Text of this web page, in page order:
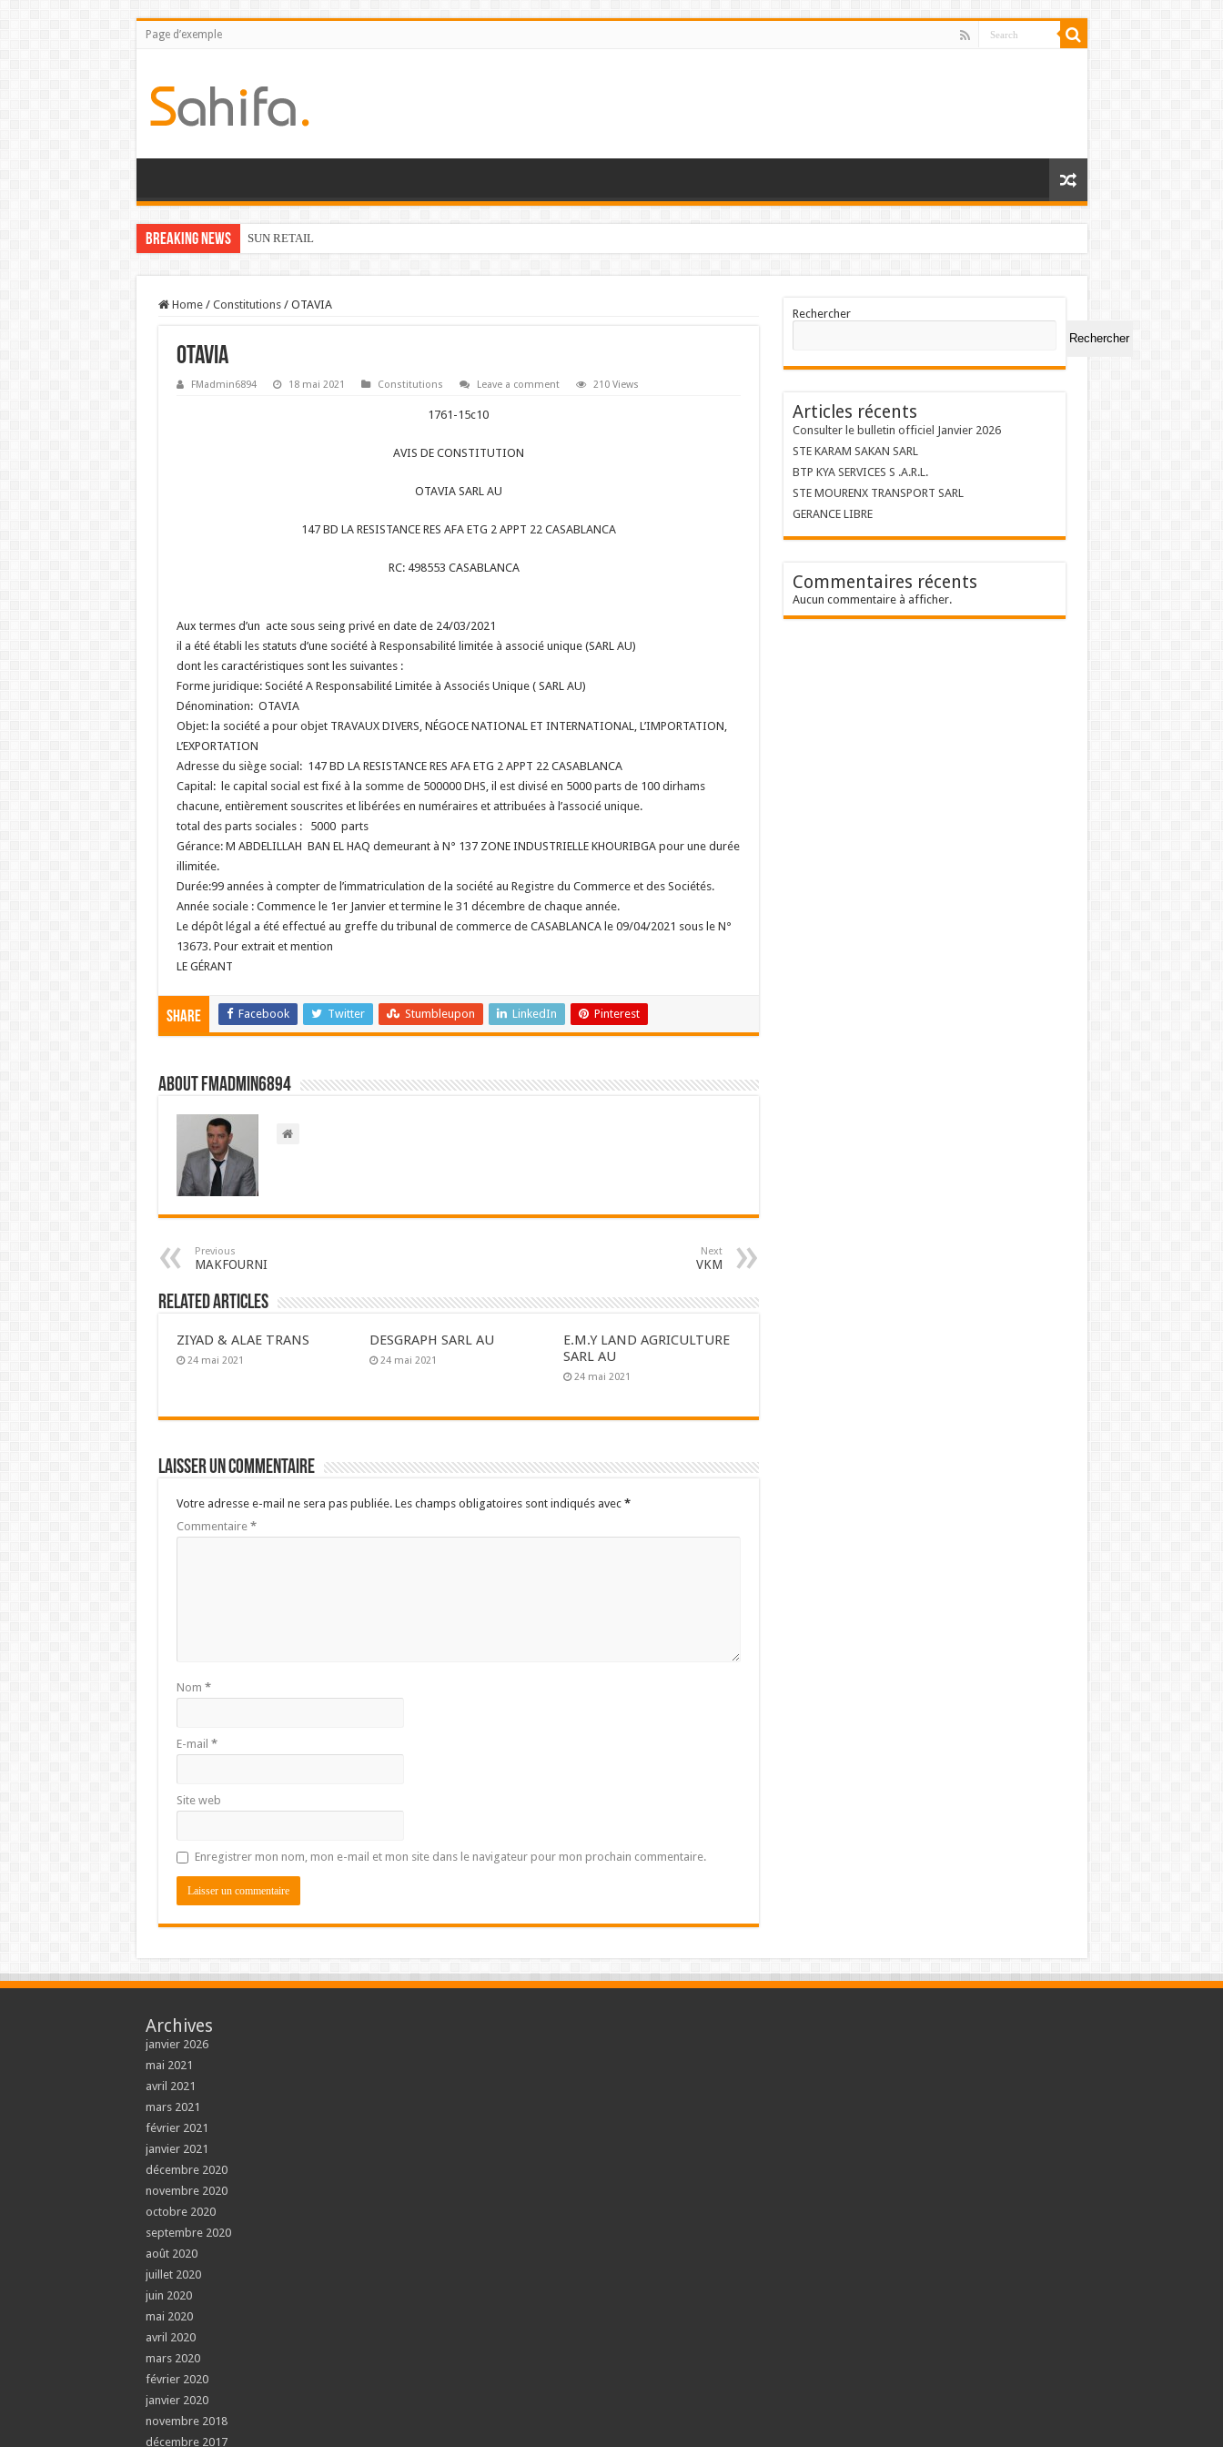
Page d’exemple
Breaking News SUN RETAIL
Home / Constitutions / OTAVIA
OTAVIA
FMadmin6894 18 mai 2021 Constitutions Leave a comment 210 Views
1761-15c10
AVIS DE CONSTITUTION
OTAVIA SARL AU
147 BD LA RESISTANCE RES AFA ETG 2 APPT 22 CASABLANCA
RC: 498553 CASABLANCA
Aux termes d’un acte sous seing privé en date de 24/03/2021
il a été établi les statuts d’une société à Responsabilité limitée à associé unique (SARL AU)
dont les caractéristiques sont les suivantes :
Forme juridique: Société A Responsabilité Limitée à Associés Unique ( SARL AU)
Dénomination: OTAVIA
Objet: la société a pour objet TRAVAUX DIVERS, NÉGOCE NATIONAL ET INTERNATIONAL, L’IMPORTATION,
L’EXPORTATION
Adresse du siège social: 147 BD LA RESISTANCE RES AFA ETG 2 APPT 22 CASABLANCA
Capital: le capital social est fixé à la somme de 500000 DHS, il est divisé en 5000 parts de 100 dirhams
chacune, entièrement souscrites et libérées en numéraires et attribuées à l’associé unique.
total des parts sociales : 5000 parts
Gérance: M ABDELILLAH BAN EL HAQ demeurant à N° 137 ZONE INDUSTRIELLE KHOURIBGA pour une durée
illimitée.
Durée:99 années à compter de l’immatriculation de la société au Registre du Commerce et des Sociétés.
Année sociale : Commence le 1er Janvier et termine le 31 décembre de chaque année.
Le dépôt légal a été effectué au greffe du tribunal de commerce de CASABLANCA le 09/04/2021 sous le N°
13673. Pour extrait et mention
LE GÉRANT
Share Facebook Twitter Stumbleupon LinkedIn Pinterest
About FMadmin6894
Previous
MAKFOURNI
Next
VKM
Related Articles
ZIYAD & ALAE TRANS
24 mai 2021
DESGRAPH SARL AU
24 mai 2021
E.M.Y LAND AGRICULTURE
SARL AU
24 mai 2021
Laisser un commentaire
Votre adresse e-mail ne sera pas publiée. Les champs obligatoires sont indiqués avec *
Commentaire *
Nom *
E-mail *
Site web
Enregistrer mon nom, mon e-mail et mon site dans le navigateur pour mon prochain commentaire.
Rechercher
Rechercher
Articles récents
Consulter le bulletin officiel Janvier 2026
STE KARAM SAKAN SARL
BTP KYA SERVICES S .A.R.L.
STE MOURENX TRANSPORT SARL
GERANCE LIBRE
Commentaires récents
Aucun commentaire à afficher.
Archives
janvier 2026
mai 2021
avril 2021
mars 2021
février 2021
janvier 2021
décembre 2020
novembre 2020
octobre 2020
septembre 2020
août 2020
juillet 2020
juin 2020
mai 2020
avril 2020
mars 2020
février 2020
janvier 2020
novembre 2018
décembre 2017